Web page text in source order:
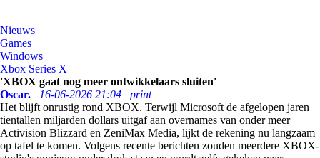
Nieuws
Games
Windows
Xbox Series X
'XBOX gaat nog meer ontwikkelaars sluiten'
Oscar.
16-06-2026 21:04
print
Het blijft onrustig rond XBOX. Terwijl Microsoft de afgelopen jaren
tientallen miljarden dollars uitgaf aan overnames van onder meer
Activision Blizzard en ZeniMax Media, lijkt de rekening nu langzaam
op tafel te komen. Volgens recente berichten zouden meerdere XBOX-